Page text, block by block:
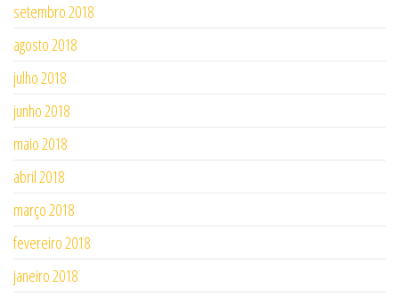
setembro 2018
agosto 2018
julho 2018
junho 2018
maio 2018
abril 2018
março 2018
fevereiro 2018
janeiro 2018